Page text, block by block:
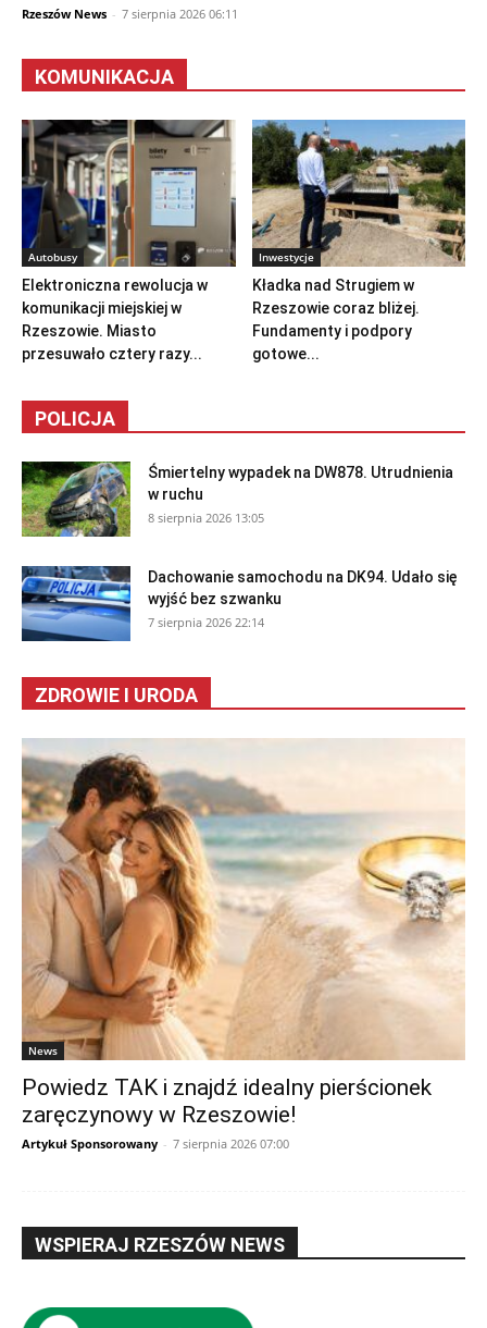
Rzeszów News - 7 sierpnia 2026 06:11
KOMUNIKACJA
Autobusy
Elektroniczna rewolucja w
komunikacji miejskiej w
Rzeszowie. Miasto
przesuwało cztery razy...
Inwestycje
Kładka nad Strugiem w
Rzeszowie coraz bliżej.
Fundamenty i podpory
gotowe...
POLICJA
Śmiertelny wypadek na DW878. Utrudnienia
w ruchu
8 sierpnia 2026 13:05
Dachowanie samochodu na DK94. Udało się
wyjść bez szwanku
7 sierpnia 2026 22:14
ZDROWIE I URODA
News
Powiedz TAK i znajdź idealny pierścionek
zaręczynowy w Rzeszowie!
Artykuł Sponsorowany - 7 sierpnia 2026 07:00
WSPIERAJ RZESZÓW NEWS